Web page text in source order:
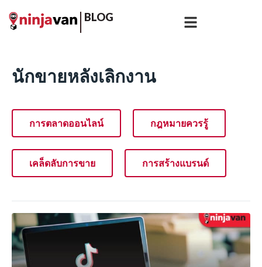
BLOG
นักขายหลังเลิกงาน
การตลาดออนไลน์ กฎหมายควรรู้
เคล็ดลับการขาย การสร้างแบรนด์